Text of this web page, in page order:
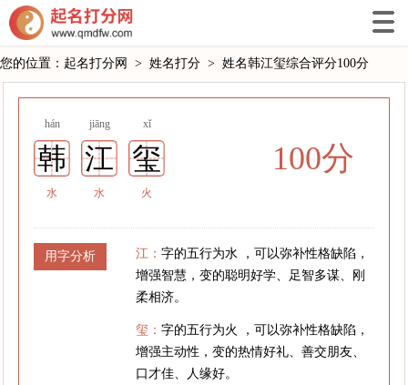
您的位置： 起名打分网 > 姓名打分 > 姓名韩江玺综合评分100分
hán jiāng xǐ
韩 江 玺
水 水 火
100分
用字分析 江：字的五行为水 ，可以弥补性格缺陷，
增强智慧，变的聪明好学、足智多谋、刚
柔相济。
玺：字的五行为火 ，可以弥补性格缺陷，
增强主动性，变的热情好礼、善交朋友、
口才佳、人缘好。